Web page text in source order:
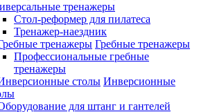
тренажеры
Стол-реформер для пилатеса
Тренажер-наездник
Гребные тренажеры
Профессиональные гребные
тренажеры
Инверсионные